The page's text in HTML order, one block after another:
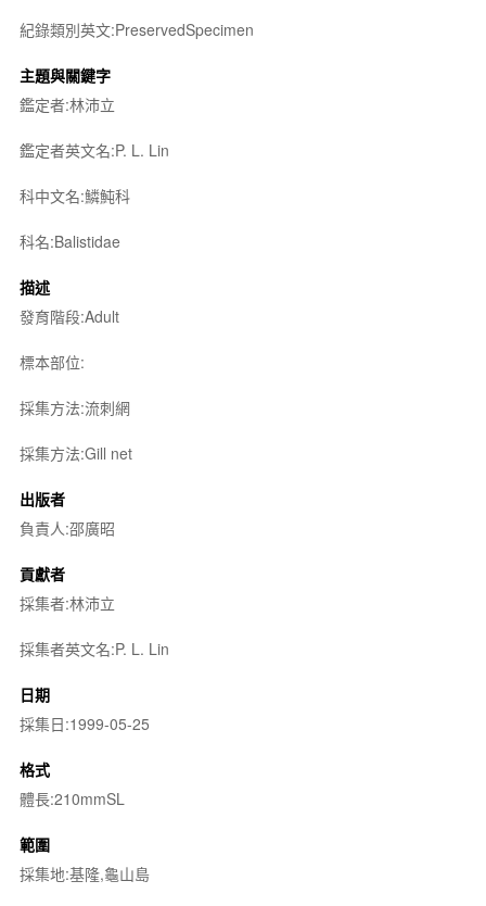
紀錄類別英文:PreservedSpecimen
主題與關鍵字
鑑定者:林沛立
鑑定者英文名:P. L. Lin
科中文名:鱗魨科
科名:Balistidae
描述
發育階段:Adult
標本部位:
採集方法:流刺網
採集方法:Gill net
出版者
負責人:邵廣昭
貢獻者
採集者:林沛立
採集者英文名:P. L. Lin
日期
採集日:1999-05-25
格式
體長:210mmSL
範圍
採集地:基隆,龜山島